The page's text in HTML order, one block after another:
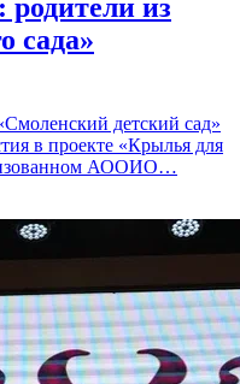
из
сада»
детский сад»
в проекте «Крылья для
АООИО…